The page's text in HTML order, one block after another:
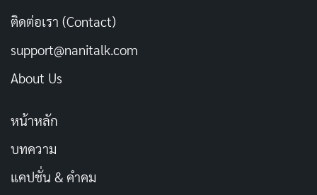
ติดต่อเรา (Contact)
support@nanitalk.com
About Us
หน้าหลัก
บทความ
แคปชั่น & คำคม